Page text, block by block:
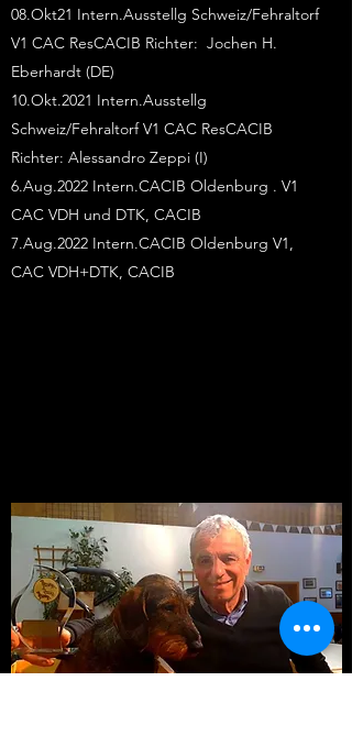
08.Okt21 Intern.Ausstellg Schweiz/Fehraltorf
V1 CAC ResCACIB Richter: Jochen H.
Eberhardt (DE)
10.Okt.2021 Intern.Ausstellg
Schweiz/Fehraltorf V1 CAC ResCACIB
Richter: Alessandro Zeppi (I)
6.Aug.2022 Intern.CACIB Oldenburg . V1
CAC VDH und DTK, CACIB
7.Aug.2022 Intern.CACIB Oldenburg V1,
CAC VDH+DTK, CACIB